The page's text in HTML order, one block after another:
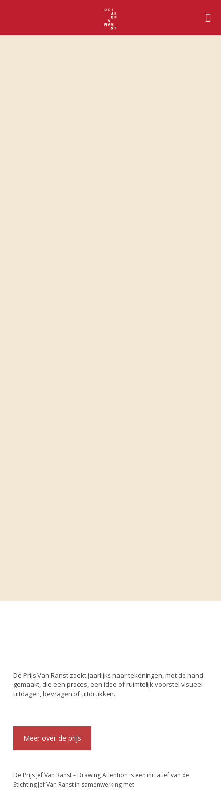
De Prijs Van Ranst zoekt jaarlijks naar tekeningen, met de hand
gemaakt, die een proces, een idee of ruimtelijk voorstel visueel
uitdagen, bevragen of uitdrukken.
Meer over de prijs
De Prijs Jef Van Ranst – Drawing Attention is een initiatief van de
Stichting Jef Van Ranst in samenwerking met